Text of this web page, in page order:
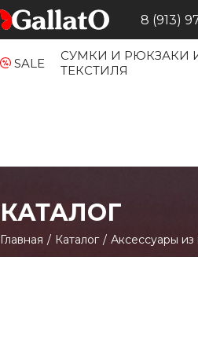
8 (913)
SALE
СУМКИ И РЮКЗАКИ
ТЕКСТИЛЯ
КАТАЛОГ
Главная / Каталог / Аксессуары